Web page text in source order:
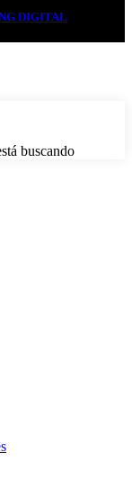
DIGITAL
buscando